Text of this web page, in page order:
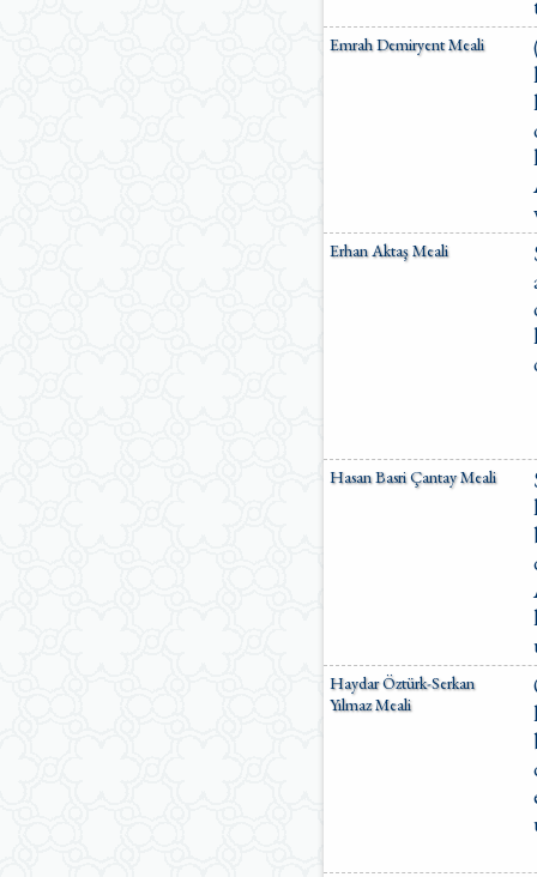
Emrah Demiryent Meali
Erhan Aktaş Meali
Hasan Basri Çantay Meali
Haydar Öztürk-Serkan
Yılmaz Meali